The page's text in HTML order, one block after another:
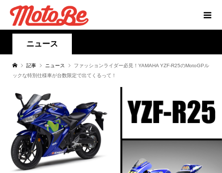
ニュース
記事 ニュース
ファッションライダー必見！YAMAHA YZF-R25のMotoGPル
ックな特別仕様車が台数限定で出てくるって！